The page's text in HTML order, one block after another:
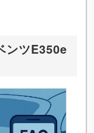
ンツE350e